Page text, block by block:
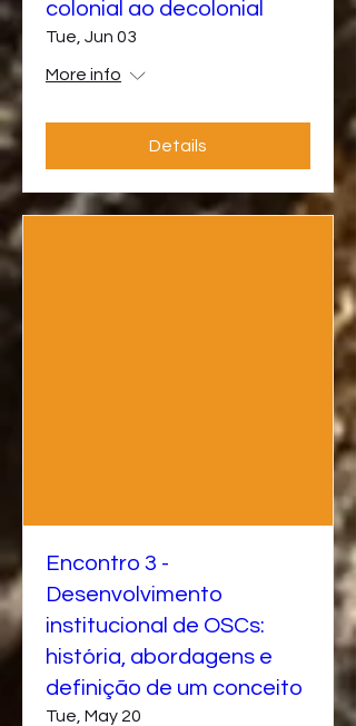
colonial ao decolonial
Tue, Jun 03
More info
Details
Encontro 3 -
Desenvolvimento
institucional de OSCs:
história, abordagens e
definição de um conceito
Tue, May 20